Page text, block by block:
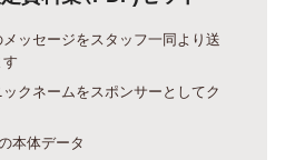
ッセージをスタッフ一同より送
クネームをスポンサーとしてク
本体データ